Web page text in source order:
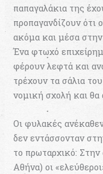
παπαγαλάκια της
προπαγανδίζουν
ακόμα και μέσα στην
Ένα φτωχό
φέρουν λεφτά και
τρέχουν τα σάλια
νομική σχολή και θα
Οι φυλακές
δεν εντάσσονταν
το πρωταρχικό: Στην
Αθήνα) οι